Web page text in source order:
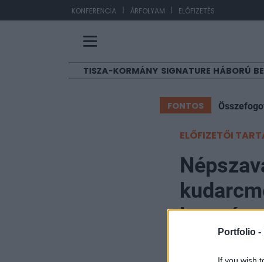
Portfolio -
If you wish
KONFERENCIA | ÁRFOLYAM | ELŐFIZETÉS
TISZA-KORMÁNY SIGNATURE HÁBORÚ
FONTOS
ELŐFIZETŐI